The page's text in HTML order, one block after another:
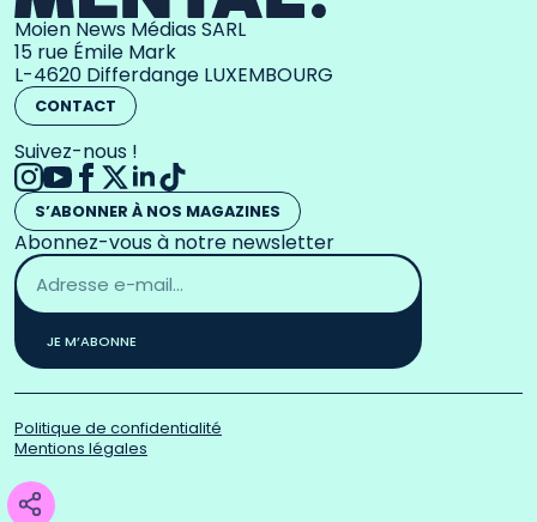
Moien News Médias SARL
15 rue Émile Mark
L-4620 Differdange LUXEMBOURG
CONTACT
Suivez-nous !
S’ABONNER À NOS MAGAZINES
Abonnez-vous à notre newsletter
Adresse
email
*
JE M’ABONNE
Politique de confidentialité
Mentions légales